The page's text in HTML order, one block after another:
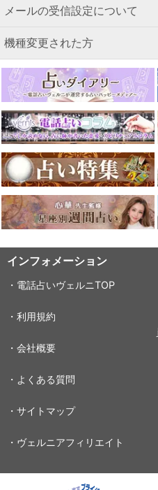
メールの受信設定について
機種変更された方
インフォメーション
・電話占いヴェルニTOP
・利用規約
・会社概要
・よくある質問
・サイトマップ
・ヴェルニアフィリエイト